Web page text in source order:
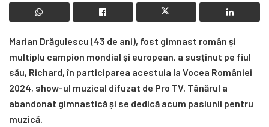
Marian Drăgulescu (43 de ani), fost gimnast român și
multiplu campion mondial și european, a susținut pe fiul
său, Richard, în participarea acestuia la Vocea României
2024, show-ul muzical difuzat de Pro TV. Tânărul a
abandonat gimnastică și se dedică acum pasiunii pentru
muzică.